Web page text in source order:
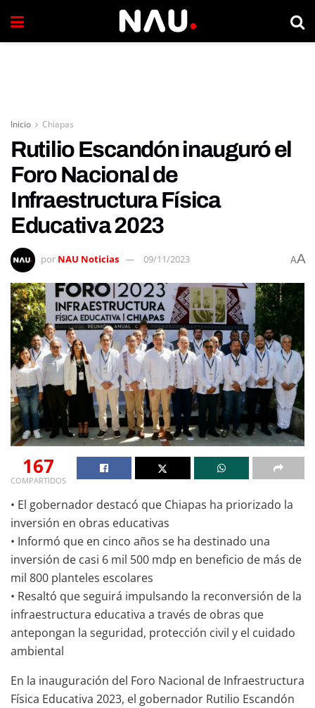
Inicio Chiapas
Rutilio Escandón inauguró el
Foro Nacional de
Infraestructura Física
Educativa 2023
por NAU Noticias 09/11/2023 AA
167
COMPARTIDOS
• El gobernador destacó que Chiapas ha priorizado la
inversión en obras educativas
• Informó que en cinco años se ha destinado una
inversión de casi 6 mil 500 mdp en beneficio de más de
mil 800 planteles escolares
• Resaltó que seguirá impulsando la reconversión de la
infraestructura educativa a través de obras que
antepongan la seguridad, protección civil y el cuidado
ambiental
En la inauguración del Foro Nacional de Infraestructura
Física Educativa 2023, el gobernador Rutilio Escandón